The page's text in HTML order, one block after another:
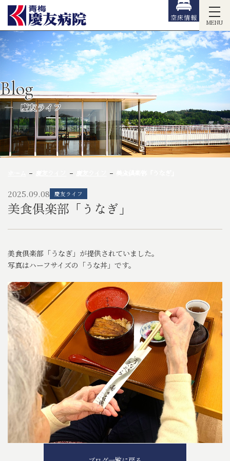
MENU
空床情報
Blog
慶友ライフ
美食倶楽部「うなぎ」
2025.09.08 慶友ライフ
美食倶楽部「うなぎ」
美食倶楽部「うなぎ」が提供されていました。
写真はハーフサイズの「うな丼」です。